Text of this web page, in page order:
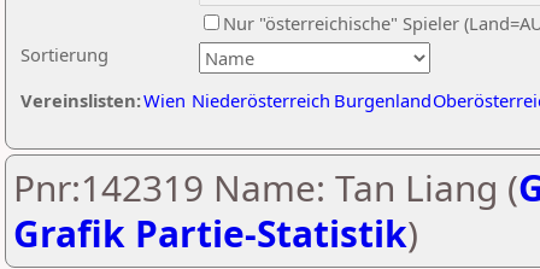
Sortierung
Nur "österreichische" Spieler
Vereinslisten:Wien Niederösterreich Burgenland
Pnr:142319 Name: Tan Liang (
Grafik Partie-Statistik)